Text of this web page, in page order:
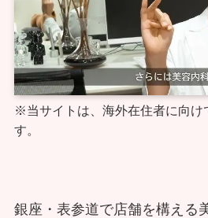
※当サイトは、海外在住者に向け
す。
銀座・表参道で店舗を構える